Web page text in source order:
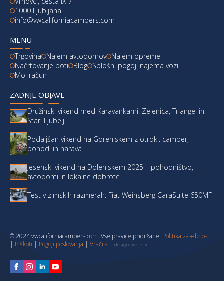
1000 Ljubljana
info@vwcaliforniacampers.com
MENU
Trgovina Najem avtodomov Najem opreme
Načrtovanje poti
Blog Splošni pogoji najema vozil
Moj račun
ZADNJE OBJAVE
Družinski vikend med Karavankami: Zelenica, Triangel in
Stari Ljubelj
Podaljšan vikend na Gorenjskem z otroki: camper,
pohodi in narava
Jesenski vikend na Dolenjskem 2025 – pohodništvo,
avtodomi in lokalne dobrote
Test v zimskih razmerah: Fiat Weinsberg CaraSuite 650MF
© 2024 vwcaliforniacampers.com. Vse pravice pridržane. Politika zasebnosti
| Piškoti | Pogoji poslovanja | Vračila | design:webx.si